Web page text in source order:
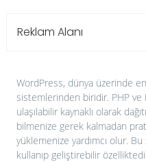
Reklam Alanı
WordPress, dünya üzerinde
sistemlerinden biridir. PHP ve
ulaşılabilir kaynaklı olarak
bilmenize gerek kalmadan
yüklemenize yardımcı olur.
kullanıp geliştirebilir